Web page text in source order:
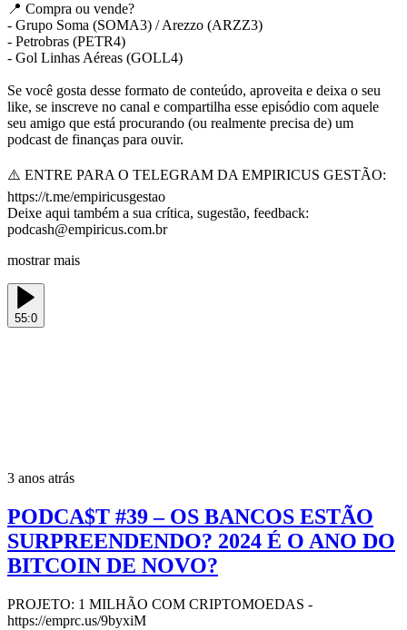
📍 Compra ou vende?
- Grupo Soma (SOMA3) / Arezzo (ARZZ3)
- Petrobras (PETR4)
- Gol Linhas Aéreas (GOLL4)
Se você gosta desse formato de conteúdo, aproveita e deixa o seu
like, se inscreve no canal e compartilha esse episódio com aquele
seu amigo que está procurando (ou realmente precisa de) um
podcast de finanças para ouvir.
⚠️ ENTRE PARA O TELEGRAM DA EMPIRICUS GESTÃO:
https://t.me/empiricusgestao
Deixe aqui também a sua crítica, sugestão, feedback:
podcash@empiricus.com.br
mostrar mais
55:0
3 anos atrás
PODCA$T #39 – OS BANCOS ESTÃO
SURPREENDENDO? 2024 É O ANO DO
BITCOIN DE NOVO?
PROJETO: 1 MILHÃO COM CRIPTOMOEDAS -
https://emprc.us/9byxiM